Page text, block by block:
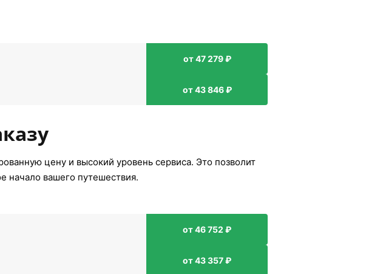
от 47 279 ₽
от 43 846 ₽
цену и высокий уровень сервиса. Это позволит
начало вашего путешествия.
от 46 752 ₽
от 43 357 ₽